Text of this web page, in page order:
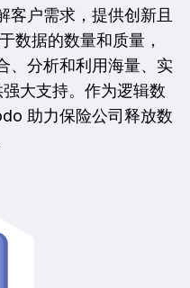
客户需求，提供创新且
数据的数量和质量，
、分析和利用海量、实
大支持。作为逻辑数
助力保险公司释放数